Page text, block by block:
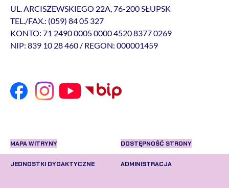
UL. ARCISZEWSKIEGO 22A, 76-200 SŁUPSK
TEL./FAX.: (059) 84 05 327
KONTO: 71 2490 0005 0000 4520 8377 0269
NIP: 839 10 28 460 / REGON: 000001459
MAPA WITRYNY DOSTĘPNOŚĆ STRONY
JEDNOSTKI DYDAKTYCZNE ADMINISTRACJA